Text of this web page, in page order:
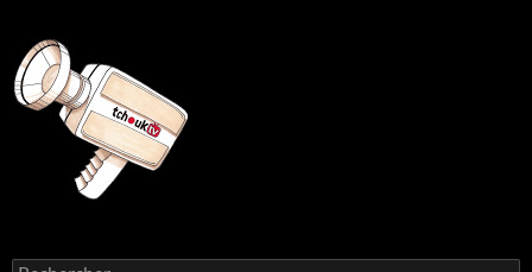
Rechercher :